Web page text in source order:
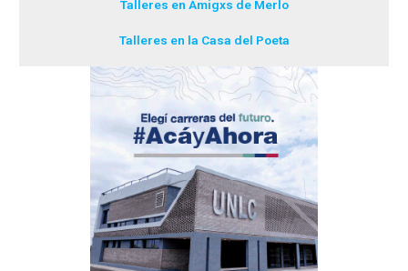
Talleres en Amigxs de Merlo
Talleres en la Casa del Poeta